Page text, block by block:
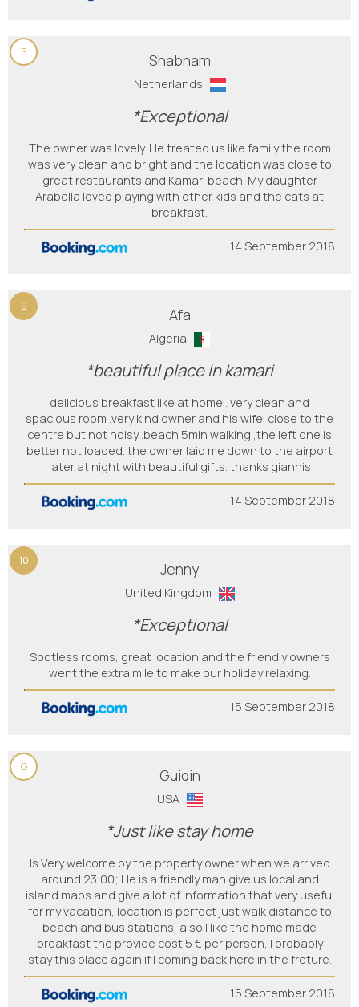
S Shabnam
Netherlands
*Exceptional
The owner was lovely. He treated us like family the room
was very clean and bright and the location was close to
great restaurants and Kamari beach. My daughter
Arabella loved playing with other kids and the cats at
breakfast.
14 September 2018
9 Afa
Algeria
*beautiful place in kamari
delicious breakfast like at home . very clean and
spacious room .very kind owner and his wife. close to the
centre but not noisy .beach 5min walking ,the left one is
better not loaded. the owner laid me down to the airport
later at night with beautiful gifts. thanks giannis
14 September 2018
10 Jenny
United Kingdom
*Exceptional
Spotless rooms, great location and the friendly owners
went the extra mile to make our holiday relaxing.
15 September 2018
G Guiqin
USA
*Just like stay home
Is Very welcome by the property owner when we arrived
around 23:00; He is a friendly man give us local and
island maps and give a lot of information that very useful
for my vacation, location is perfect just walk distance to
beach and bus stations, also I like the home made
breakfast the provide cost 5 € per person, l probably
stay this place again if I coming back here in the freture.
15 September 2018